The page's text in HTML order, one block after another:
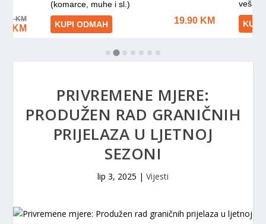
PRIVREMENE MJERE:
PRODUŽEN RAD GRANIČNIH
PRIJELAZA U LJETNOJ
SEZONI
lip 3, 2025 | Vijesti